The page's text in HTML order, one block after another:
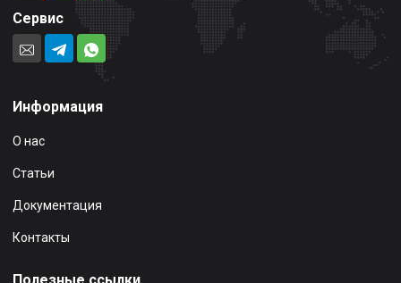
Сервис
Информация
О нас
Статьи
Документация
Контакты